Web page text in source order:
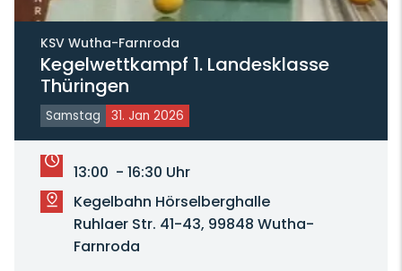
KSV Wutha-Farnroda
Kegelwettkampf 1. Landesklasse
Thüringen
Samstag 31. Jan 2026
13:00 - 16:30 Uhr
Kegelbahn Hörselberghalle
Ruhlaer Str. 41-43, 99848 Wutha-
Farnroda